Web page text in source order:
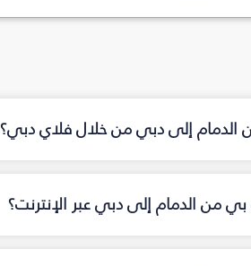
الدمام إلى دبي من خلال فلاي دبي؟
من الدمام إلى دبي عبر الإنترنت؟